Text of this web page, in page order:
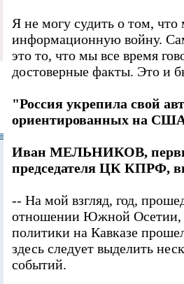
Я не могу судить о том,
информационную войну.
это то, что мы все время
достоверные факты. Это и
"Россия укрепила свой
ориентированных на
Иван МЕЛЬНИКОВ,
председателя ЦК КПРФ,
-- На мой взгляд, год,
отношении Южной Осетии,
политики на Кавказе
здесь следует выделить
событий.